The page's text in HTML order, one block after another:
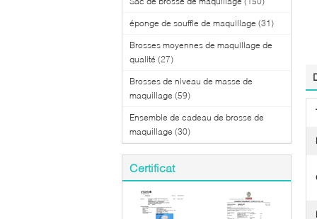
éponge de souffle de maquillage (31)
Brosses moyennes de maquillage de
qualité (27)
Brosses de niveau de masse de
maquillage (59)
Ensemble de cadeau de brosse de
maquillage (30)
Certificat